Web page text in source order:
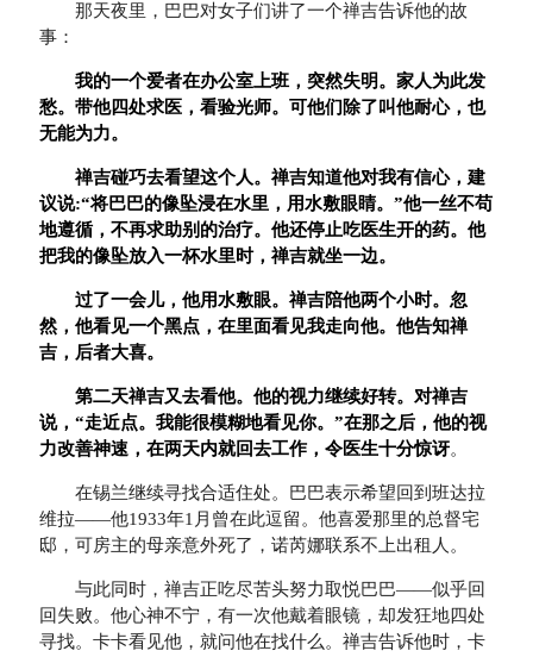
那天夜里，巴巴对女子们讲了一个禅吉告诉他的故
事：
我的一个爱者在办公室上班，突然失明。家人为此发
愁。带他四处求医，看验光师。可他们除了叫他耐心，也
无能为力。
禅吉碰巧去看望这个人。禅吉知道他对我有信心，建
议说:“将巴巴的像坠浸在水里，用水敷眼睛。”他一丝不苟
地遵循，不再求助别的治疗。他还停止吃医生开的药。他
把我的像坠放入一杯水里时，禅吉就坐一边。
过了一会儿，他用水敷眼。禅吉陪他两个小时。忽
然，他看见一个黑点，在里面看见我走向他。他告知禅
吉，后者大喜。
第二天禅吉又去看他。他的视力继续好转。对禅吉
说，“走近点。我能很模糊地看见你。”在那之后，他的视
力改善神速，在两天内就回去工作，令医生十分惊讶。
在锡兰继续寻找合适住处。巴巴表示希望回到班达拉
维拉——他1933年1月曾在此逗留。他喜爱那里的总督宅
邸，可房主的母亲意外死了，诺芮娜联系不上出租人。
与此同时，禅吉正吃尽苦头努力取悦巴巴——似乎回
回失败。他心神不宁，有一次他戴着眼镜，却发狂地四处
寻找。卡卡看见他，就问他在找什么。禅吉告诉他时，卡